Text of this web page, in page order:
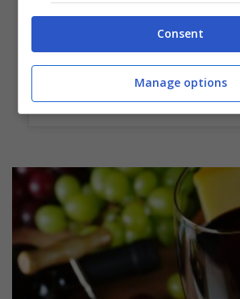
bianchi secchi, famosi e
mondo e ottimi vini dolci da
sono associati ai vini tedeschi,
questi ultimi sono […]
Consent
Manage options